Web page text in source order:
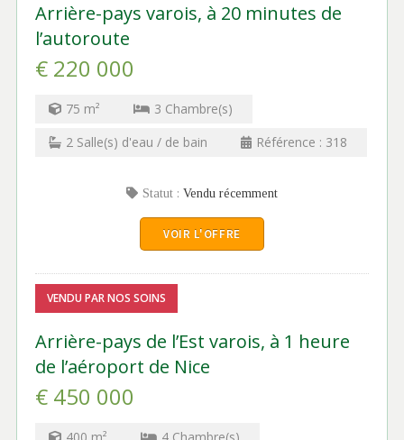
Arrière-pays varois, à 20 minutes de
l’autoroute
€ 220 000
75 m² 3 Chambre(s)
2 Salle(s) d'eau / de bain Référence : 318
Statut : Vendu récemment
VOIR L'OFFRE
VENDU PAR NOS SOINS
Arrière-pays de l’Est varois, à 1 heure
de l’aéroport de Nice
€ 450 000